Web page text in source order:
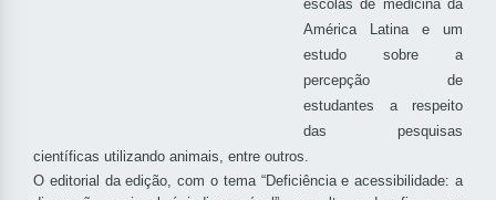
escolas de medicina da
América Latina e um
estudo sobre a
percepção de
estudantes a respeito
das pesquisas
científicas utilizando animais, entre outros.
O editorial da edição, com o tema “Deficiência e acessibilidade: a